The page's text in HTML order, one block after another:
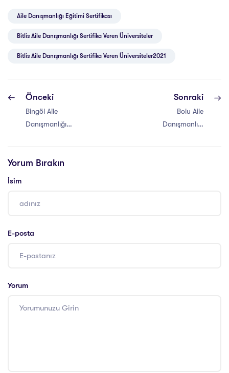
Aile Danışmanlığı Eğitimi Sertifikası
Bitlis Aile Danışmanlığı Sertifika Veren Üniversiteler
Bitlis Aile Danışmanlığı Sertifika Veren Üniversiteler2021
Önceki
Bingöl Aile
Danışmanlığı
Sonraki
Bolu Aile
Danışmanlığı
Yorum Bırakın
İsim
E-posta
Yorum